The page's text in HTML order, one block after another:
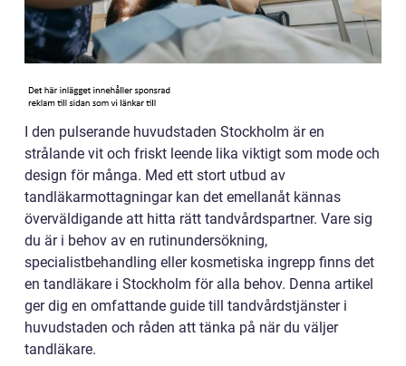
I den pulserande huvudstaden Stockholm är en
strålande vit och friskt leende lika viktigt som mode och
design för många. Med ett stort utbud av
tandläkarmottagningar kan det emellanåt kännas
överväldigande att hitta rätt tandvårdspartner. Vare sig
du är i behov av en rutinundersökning,
specialistbehandling eller kosmetiska ingrepp finns det
en tandläkare i Stockholm för alla behov. Denna artikel
ger dig en omfattande guide till tandvårdstjänster i
huvudstaden och råden att tänka på när du väljer
tandläkare.